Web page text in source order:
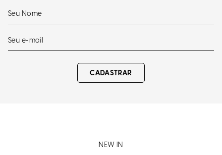
CADASTRAR
NEW IN